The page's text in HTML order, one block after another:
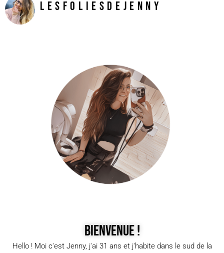
LesFoliesDeJenny
Bienvenue !
Hello ! Moi c'est Jenny, j'ai 31 ans et j'habite dans le sud de la